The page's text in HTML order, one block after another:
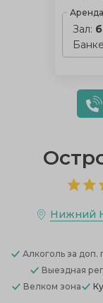
Зал:
Нижний
Алкоголь за доп.
Выездная
Велком зона